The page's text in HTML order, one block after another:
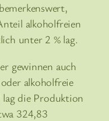
alkoholfreien
unter 2 % lag.
gewinnen auch
alkoholfreie
die Produktion
324,83